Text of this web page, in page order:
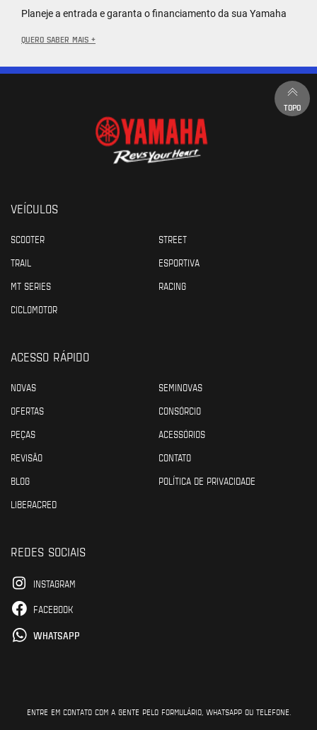
Planeje a entrada e garanta o financiamento da sua Yamaha
QUERO SABER MAIS +
TOPO
VEÍCULOS
SCOOTER
STREET
TRAIL
ESPORTIVA
MT SERIES
RACING
CICLOMOTOR
ACESSO RÁPIDO
NOVAS
SEMINOVAS
OFERTAS
CONSÓRCIO
PEÇAS
ACESSÓRIOS
REVISÃO
CONTATO
BLOG
POLÍTICA DE PRIVACIDADE
LIBERACRED
REDES SOCIAIS
INSTAGRAM
FACEBOOK
WHATSAPP
ENTRE EM CONTATO COM A GENTE PELO FORMULÁRIO, WHATSAPP OU TELEFONE.